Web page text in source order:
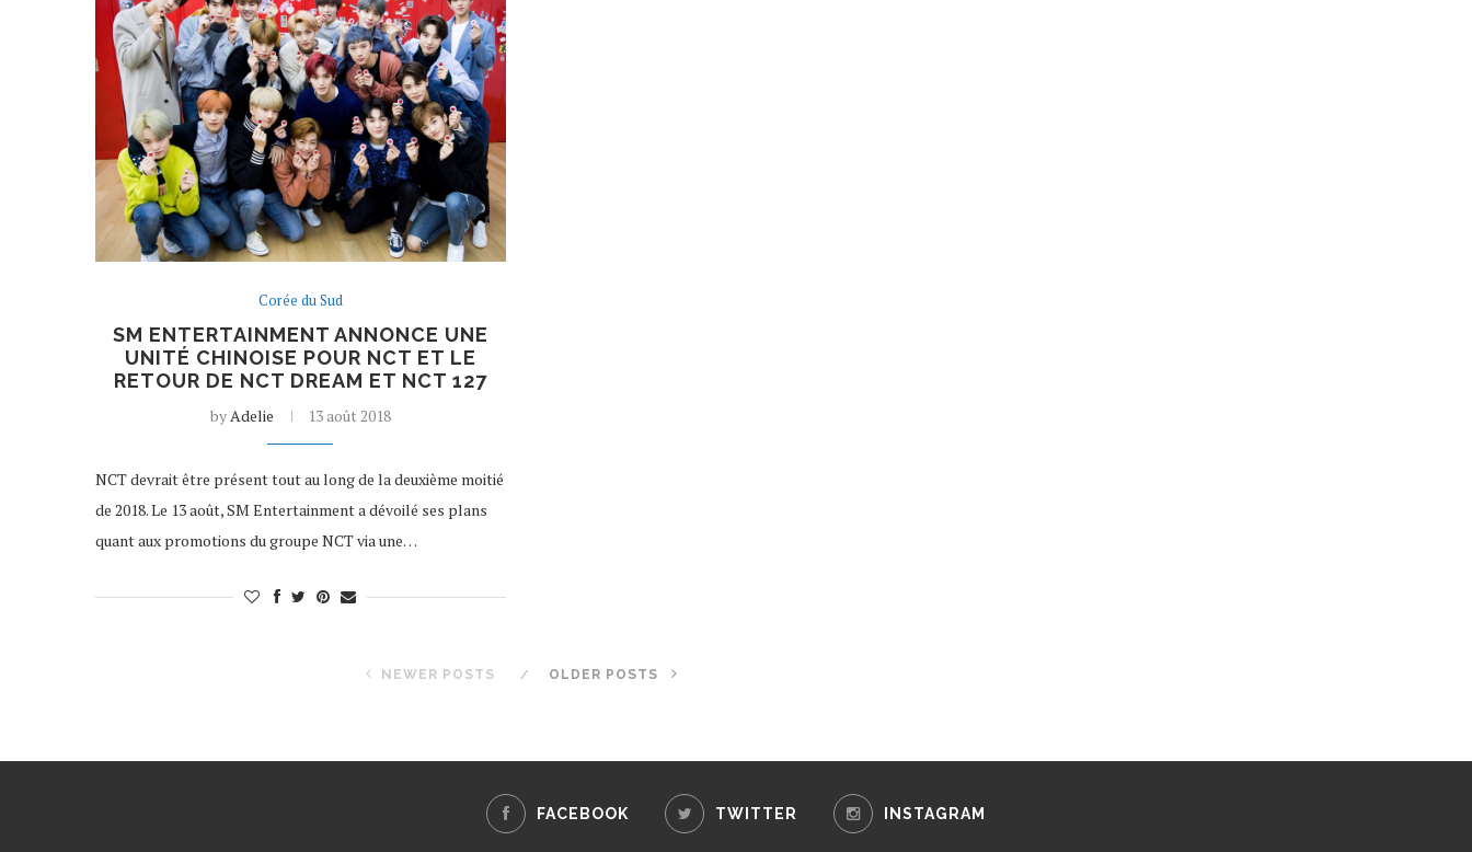
Corée du Sud
SM ENTERTAINMENT ANNONCE UNE
UNITÉ CHINOISE POUR NCT ET LE
RETOUR DE NCT DREAM ET NCT 127
byAdelie 13 août 2018
NCT devrait être présent tout au long de la deuxième moitié
de 2018. Le 13 août, SM Entertainment a dévoilé ses plans
quant aux promotions du groupe NCT via une…
NEWER POSTS OLDER POSTS
FACEBOOK TWITTER INSTAGRAM